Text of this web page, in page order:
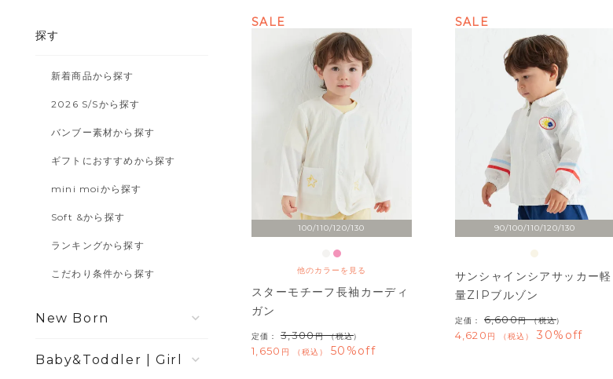
探す
新着商品から探す
2026 S/Sから探す
バンブー素材から探す
ギフトにおすすめから探す
mini moiから探す
Soft &から探す
ランキングから探す
こだわり条件から探す
New Born
Girl
100/110/120/130
他のカラーを見る
SALE
スターモチーフ長袖カーディ
ガン
定価： 3,300 （税込）
1,650 税込 50%off
90/100/110/120/130
SALE
サンシャインシアサッカー軽
量ZIPブルゾン
定価： 6,600 （税込）
4,620 税込 30%off